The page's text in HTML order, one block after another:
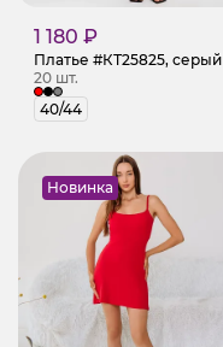
1 180 ₽
Платье #КТ25825, серый
20 шт.
40/44
Новинка